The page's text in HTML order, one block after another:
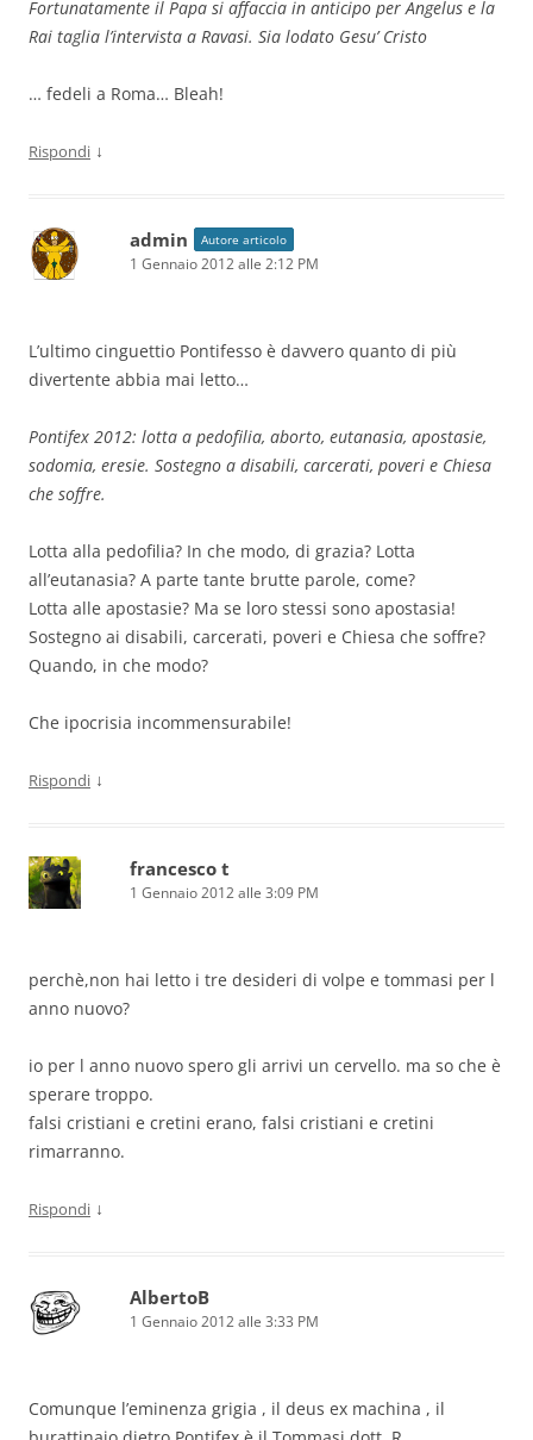
Fortunatamente il Papa si affaccia in anticipo per Angelus e la
Rai taglia l’intervista a Ravasi. Sia lodato Gesu’ Cristo
… fedeli a Roma… Bleah!
Rispondi ↓
admin Autore articolo
1 Gennaio 2012 alle 2:12 PM
L’ultimo cinguettio Pontifesso è davvero quanto di più
divertente abbia mai letto…
Pontifex 2012: lotta a pedofilia, aborto, eutanasia, apostasie,
sodomia, eresie. Sostegno a disabili, carcerati, poveri e Chiesa
che soffre.
Lotta alla pedofilia? In che modo, di grazia? Lotta
all’eutanasia? A parte tante brutte parole, come?
Lotta alle apostasie? Ma se loro stessi sono apostasia!
Sostegno ai disabili, carcerati, poveri e Chiesa che soffre?
Quando, in che modo?
Che ipocrisia incommensurabile!
Rispondi ↓
francesco t
1 Gennaio 2012 alle 3:09 PM
perchè,non hai letto i tre desideri di volpe e tommasi per l
anno nuovo?
io per l anno nuovo spero gli arrivi un cervello. ma so che è
sperare troppo.
falsi cristiani e cretini erano, falsi cristiani e cretini
rimarranno.
Rispondi ↓
AlbertoB
1 Gennaio 2012 alle 3:33 PM
Comunque l’eminenza grigia , il deus ex machina , il